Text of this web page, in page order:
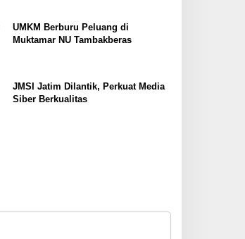
UMKM Berburu Peluang di
Muktamar NU Tambakberas
JMSI Jatim Dilantik, Perkuat Media
Siber Berkualitas